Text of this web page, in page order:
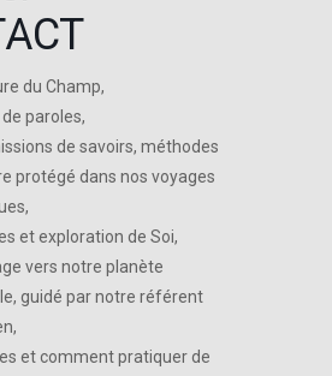
du Champ,
paroles,
de savoirs, méthodes
protégé dans nos voyages
et exploration de Soi,
vers notre planète
guidé par notre référent
et comment pratiquer de